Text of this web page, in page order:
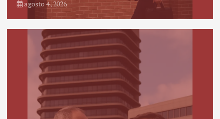
agosto 4, 2026